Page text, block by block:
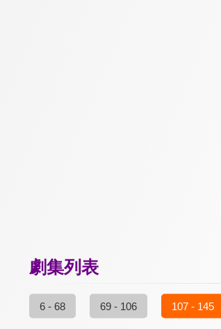
劇集列表
6 - 68 69 - 106 107 - 145